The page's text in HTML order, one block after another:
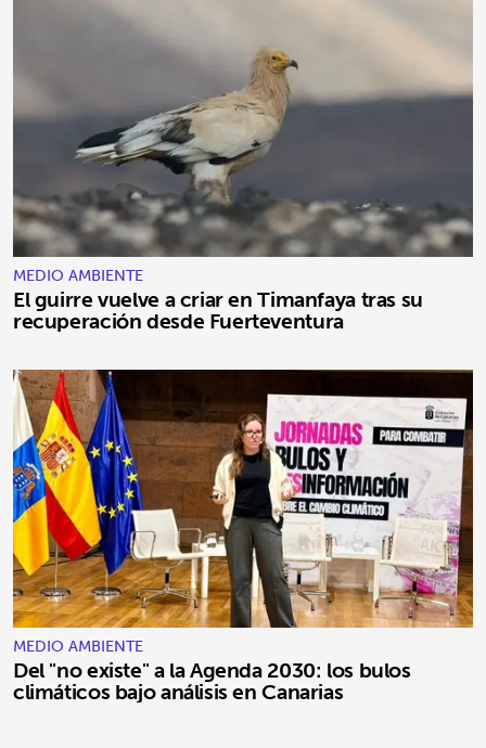
MEDIO AMBIENTE
El guirre vuelve a criar en Timanfaya tras su
recuperación desde Fuerteventura
MEDIO AMBIENTE
Del "no existe" a la Agenda 2030: los bulos
climáticos bajo análisis en Canarias